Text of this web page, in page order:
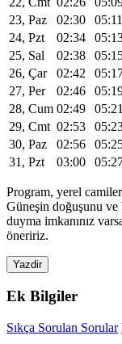
23, Paz
02:30 05:11
24, Pzt
02:34
25, Sal
02:38
26, Çar
02:42
27, Per
02:46
28, Cum 02:49 05:21
29, Cmt 02:53
30, Paz
02:56
31, Pzt
03:00
Program, yerel
Güneşin doğuşunu ve
duyma imkanınız
öneririz.
Yazdir
Ek Bilgiler
Sıkça Sorulan Sorular